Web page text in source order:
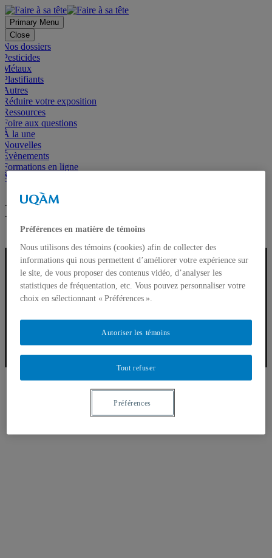
Primary Menu
Close
Nos dossiers
Pesticides
Métaux
Plastifiants
Autres
Réduire votre exposition
Ressources
Foire aux questions
À la une
Nouvelles
Évènements
Formations en ligne
À propos
LÉGUMES
Préférences en matière de témoins
Nous utilisons des témoins (cookies) afin de collecter des
informations qui nous permettent d’améliorer votre expérience sur
le site, de vous proposer des contenus vidéo, d’analyser les
statistiques de fréquentation, etc. Vous pouvez personnaliser votre
choix en sélectionnant « Préférences ».
Tout refuser
Autoriser les témoins
Préférences